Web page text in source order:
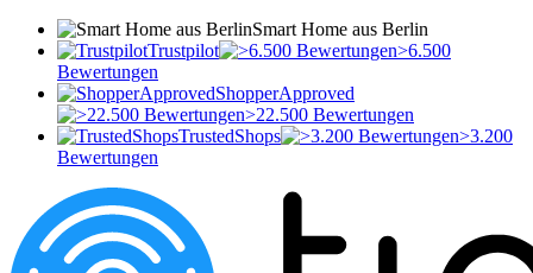
Smart Home aus Berlin
Trustpilot
>6.500
Bewertungen
ShopperApproved
>22.500 Bewertungen
TrustedShops
>3.200
Bewertungen